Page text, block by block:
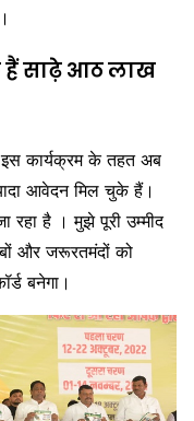
हैं साढ़े आठ लाख
कार्यक्रम के तहत अब
आवेदन मिल चुके हैं।
रहा है । मुझे पूरी उम्मीद
और जरूरतमंदों को
बनेगा।